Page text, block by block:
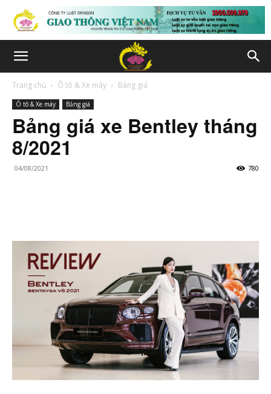
Trang chủ Ô tô & Xe máy Bảng giá
Ô tô & Xe máy Bảng giá
Bảng giá xe Bentley tháng
8/2021
04/08/2021 780